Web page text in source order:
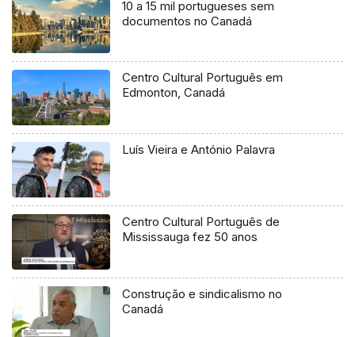
10 a 15 mil portugueses sem
documentos no Canadá
Centro Cultural Português em
Edmonton, Canadá
Luís Vieira e António Palavra
Centro Cultural Português de
Mississauga fez 50 anos
Construção e sindicalismo no
Canadá